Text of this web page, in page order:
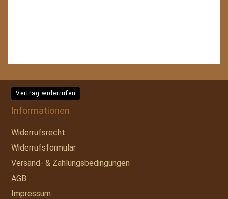
Vertrag widerrufen
Informationen
Widerrufsrecht
Widerrufsformular
Versand- & Zahlungsbedingungen
AGB
Impressum